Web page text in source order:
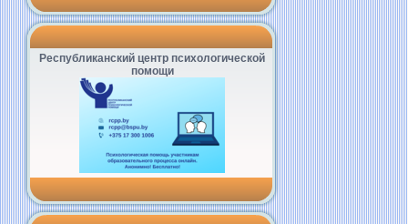
Республиканский центр психологической
помощи